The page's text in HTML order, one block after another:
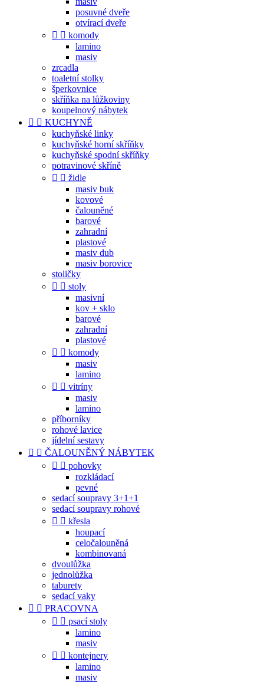
posuvné dveře
otvírací dveře
  komody
lamino
masiv
zrcadla
toaletní stolky
šperkovnice
skříňka na lůžkoviny
koupelnový nábytek
  KUCHYNĚ
kuchyňské linky
kuchyňské horní skříňky
kuchyňské spodní skříňky
potravinové skříně
  židle
masiv buk
kovové
čalouněné
barové
zahradní
plastové
masiv dub
masiv borovice
stoličky
  stoly
masivní
kov + sklo
barové
zahradní
plastové
  komody
masiv
lamino
  vitríny
masiv
lamino
příborníky
rohové lavice
jídelní sestavy
  ČALOUNĚNÝ NÁBYTEK
  pohovky
rozkládací
pevné
sedací soupravy 3+1+1
sedací soupravy rohové
  křesla
houpací
celočalouněná
kombinovaná
dvoulůžka
jednolůžka
taburety
sedací vaky
  PRACOVNA
  psací stoly
lamino
masiv
  kontejnery
lamino
masiv